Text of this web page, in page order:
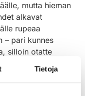
Tietoja
mutta hieman
alkavat
rupeaa
– pari kunnes
silloin otatte